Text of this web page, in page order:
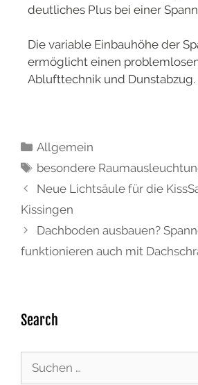
deutliches Plus bei einer
Die variable Einbauhöhe der
ermöglicht einen
Ablufttechnik und Dunstabzug.
Allgemein
besondere
Neue Lichtsäule für die
Kissingen
Dachboden ausbauen?
funktionieren auch mit
Search